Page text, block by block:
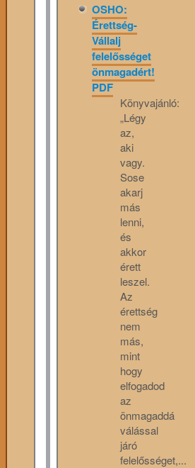
OSHO:
Érettség-
Vállalj
felelősséget
önmagadért!
PDF
Könyvajánló:
„Légy
az,
aki
vagy.
Sose
akarj
más
lenni,
és
akkor
érett
leszel.
Az
érettség
nem
más,
mint
hogy
elfogadod
az
önmagaddá
válással
járó
felelősséget,...